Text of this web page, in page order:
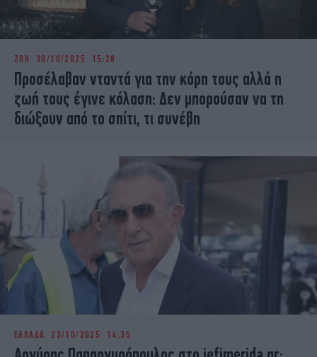
ΖΩΗ 30/10/2025 15:28
Προσέλαβαν νταντά για την κόρη τους αλλά η
ζωή τους έγινε κόλαση: Δεν μπορούσαν να τη
διώξουν από το σπίτι, τι συνέβη
ΕΛΛΑΔΑ 23/10/2025 14:35